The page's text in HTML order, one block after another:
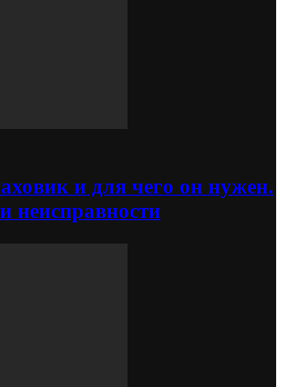
и для чего он нужен.
неисправности